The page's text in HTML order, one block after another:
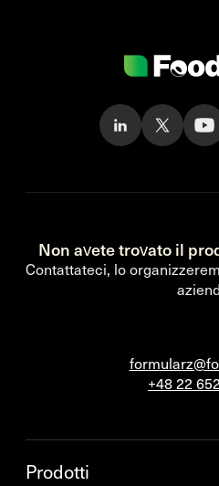
Non avete trovato il
Contattateci, lo
+48 22
Prodotti